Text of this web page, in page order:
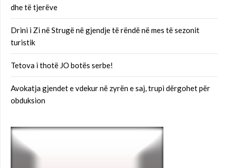
dhe të tjerëve
Drini i Zi në Strugë në gjendje të rëndë në mes të sezonit
turistik
Tetova i thotë JO botës serbe!
Avokatja gjendet e vdekur në zyrën e saj, trupi dërgohet për
obduksion